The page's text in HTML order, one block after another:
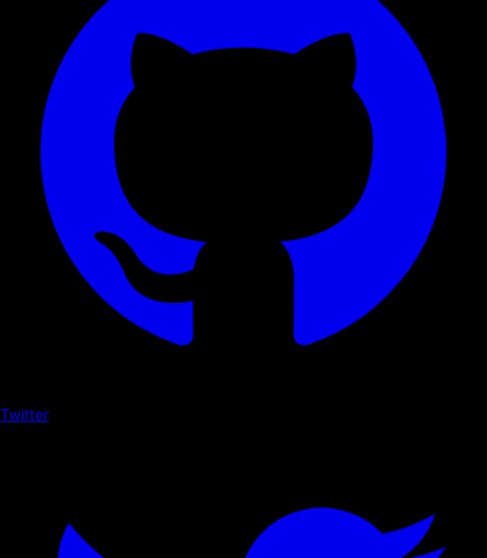
Twitter